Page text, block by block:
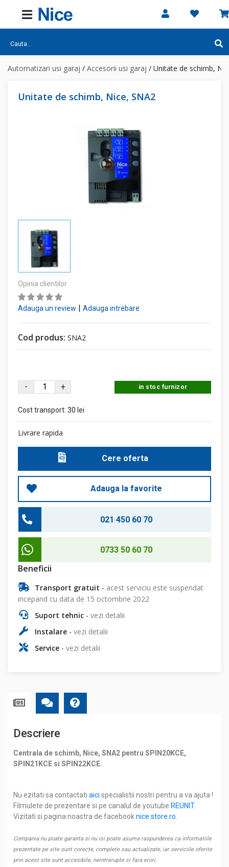
Automatizari usi garaj / Accesorii usi garaj / Unitate de schimb,
Unitate de schimb, Nice, SNA2
Opinia clientilor
Adauga un review Adauga intrebare
Cod produs: SNA2
- + in stoc furnizor
Cost transport: 30 lei
Livrare rapida
Cere oferta
Adauga la favorite
021 450 60 70
0733 50 60 70
Beneficii
Transport gratuit - acest serviciu este suspendat
incepand cu data de 15 octombrie 2022
Suport tehnic- vezi detalii
Instalare- vezi detalii
Service- vezi detalii
Descriere
Centrala de schimb, Nice, SNA2 pentru SPIN20KCE,
SPIN21KCE si SPIN22KCE.
Nu ezitati sa contactati aici specialistii nostri pentru a va ajuta !
Filmulete de prezentare si pe canalul de youtube REUNIT.
Vizitati si pagina noastra de facebooknice.store.ro
Compania nu poate garanta si nu isi poate asuma raspunderea ca informatiile
prezentate pe site sunt corecte, complete sau actualizate, iar serviciile oferite
prin acest site sunt accesibile, neintrerupte si fara erori.